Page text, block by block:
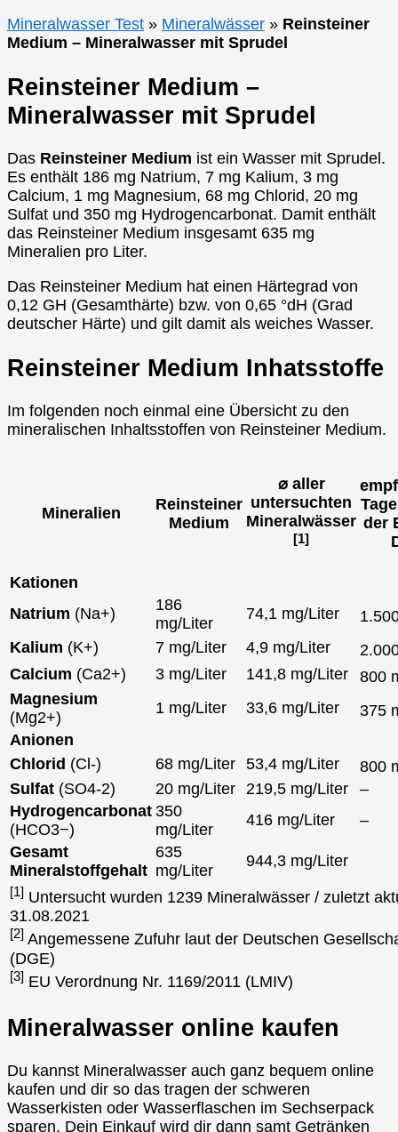
Mineralwasser Test » Mineralwässer » Reinsteiner
Medium – Mineralwasser mit Sprudel
Reinsteiner Medium –
Mineralwasser mit Sprudel
Das Reinsteiner Medium ist ein Wasser mit Sprudel.
Es enthält 186 mg Natrium, 7 mg Kalium, 3 mg
Calcium, 1 mg Magnesium, 68 mg Chlorid, 20 mg
Sulfat und 350 mg Hydrogencarbonat. Damit enthält
das Reinsteiner Medium insgesamt 635 mg
Mineralien pro Liter.
Das Reinsteiner Medium hat einen Härtegrad von
0,12 GH (Gesamthärte) bzw. von 0,65 °dH (Grad
deutscher Härte) und gilt damit als weiches Wasser.
Reinsteiner Medium Inhatsstoffe
Im folgenden noch einmal eine Übersicht zu den
mineralischen Inhaltsstoffen von Reinsteiner Medium.
Mineralien
Reinsteiner
Medium
⌀ aller
untersuchten
Mineralwässer
[1]
der
Kationen
Natrium (Na+)
186
mg/Liter
74,1 mg/Liter
Kalium (K+) 7 mg/Liter 4,9 mg/Liter
Calcium (Ca2+) 3 mg/Liter 141,8 mg/Liter
800
Magnesium
(Mg2+)
1 mg/Liter 33,6 mg/Liter
375
Anionen
Chlorid (Cl-) 68 mg/Liter 53,4 mg/Liter
800
Sulfat (SO4-2) 20 mg/Liter 219,5 mg/Liter
–
Hydrogencarbonat
(HCO3−)
350
mg/Liter
416 mg/Liter
–
Gesamt
Mineralstoffgehalt
635
mg/Liter
944,3 mg/Liter
[1] Untersucht wurden 1239 Mineralwässer / zuletzt
31.08.2021
[2] Angemessene Zufuhr laut der Deutschen
(DGE)
[3] EU Verordnung Nr. 1169/2011 (LMIV)
Mineralwasser online kaufen
Du kannst Mineralwasser auch ganz bequem online
kaufen und dir so das tragen der schweren
Wasserkisten oder Wasserflaschen im Sechserpack
sparen. Dein Einkauf wird dir dann samt Getränken